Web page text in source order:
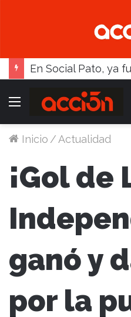
Menú
Inicio /Actualidad
¡Gol de
ganó y
por la